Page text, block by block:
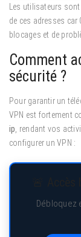
Les utilisateurs
de ces adresses car
blocages et de
Comment
sécurité ?
Pour garantir un
VPN est fortement
ip , rendant vos
configurer un VPN :
Débloquez